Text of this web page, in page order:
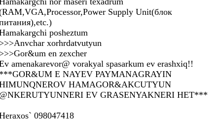
Supply Unit(блок
posheztum
xorhrdatvutyun
en zexcher
amenakarevor@ vorakyal spasarkum ev erashxiq!!
E NAYEV PAYMANAGRAYIN
HAMAGOR&AKCUTYUN
EV GRASENYAKNERI HET***
098047418